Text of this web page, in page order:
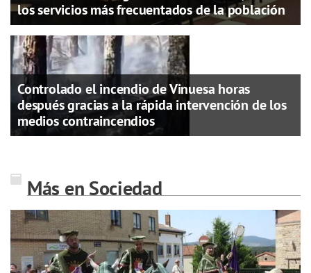
los servicios más frecuentados de la población
Controlado el incendio de Vinuesa horas
después gracias a la rápida intervención de los
medios contraincendios
Más en Sociedad